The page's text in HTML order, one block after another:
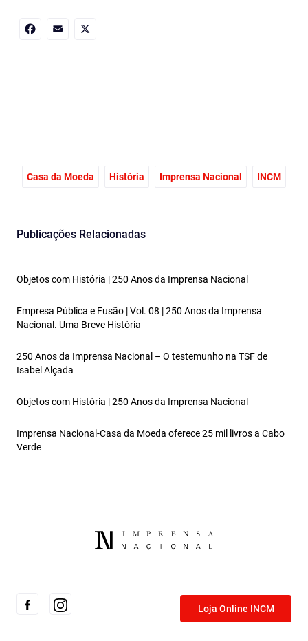
Casa da Moeda História Imprensa Nacional INCM
Publicações Relacionadas
Objetos com História | 250 Anos da Imprensa Nacional
Empresa Pública e Fusão | Vol. 08 | 250 Anos da Imprensa
Nacional. Uma Breve História
250 Anos da Imprensa Nacional – O testemunho na TSF de
Isabel Alçada
Objetos com História | 250 Anos da Imprensa Nacional
Imprensa Nacional-Casa da Moeda oferece 25 mil livros a Cabo
Verde
Loja Online INCM